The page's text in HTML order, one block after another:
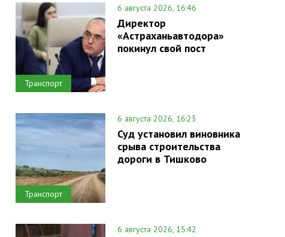
Транспорт
6 августа 2026, 16:46
Директор
«Астраханьавтодора»
покинул свой пост
Транспорт
6 августа 2026, 16:23
Суд установил виновника
срыва строительства
дороги в Тишково
6 августа 2026, 15:42